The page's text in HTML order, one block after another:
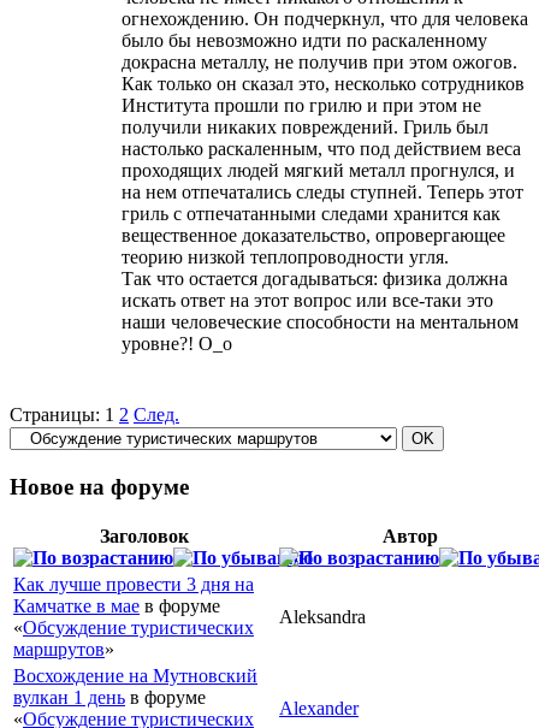
огнехождению. Он подчеркнул, что для человека
было бы невозможно идти по раскаленному
докрасна металлу, не получив при этом ожогов.
Как только он сказал это, несколько сотрудников
Института прошли по грилю и при этом не
получили никаких повреждений. Гриль был
настолько раскаленным, что под действием веса
проходящих людей мягкий металл прогнулся, и
на нем отпечатались следы ступней. Теперь этот
гриль с отпечатанными следами хранится как
вещественное доказательство, опровергающее
теорию низкой теплопроводности угля.
Так что остается догадываться: физика должна
искать ответ на этот вопрос или все-таки это
наши человеческие способности на ментальном
уровне?! O_o
Страницы: 1 2 След.
Новое на форуме
Заголовок Автор
Как лучше провести 3 дня на
Камчатке в мае в форуме
«Обсуждение туристических
маршрутов»
Aleksandra
Восхождение на Мутновский
вулкан 1 день в форуме
«Обсуждение туристических
Alexander